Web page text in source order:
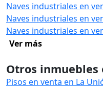
Naves industriales en
Naves industriales en
Naves industriales en
Ver más
Otros inmuebles
Pisos en venta en La